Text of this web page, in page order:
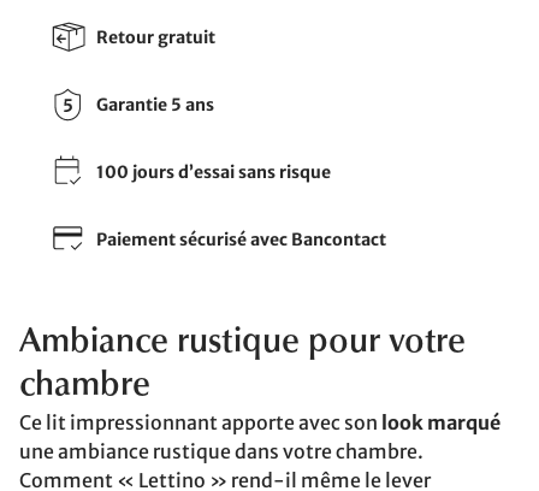
Retour gratuit
Garantie 5 ans
100 jours d’essai sans risque
Paiement sécurisé avec Bancontact
Ambiance rustique pour votre
chambre
Ce lit impressionnant apporte avec son look marqué
une ambiance rustique dans votre chambre.
Comment « Lettino » rend-il même le lever